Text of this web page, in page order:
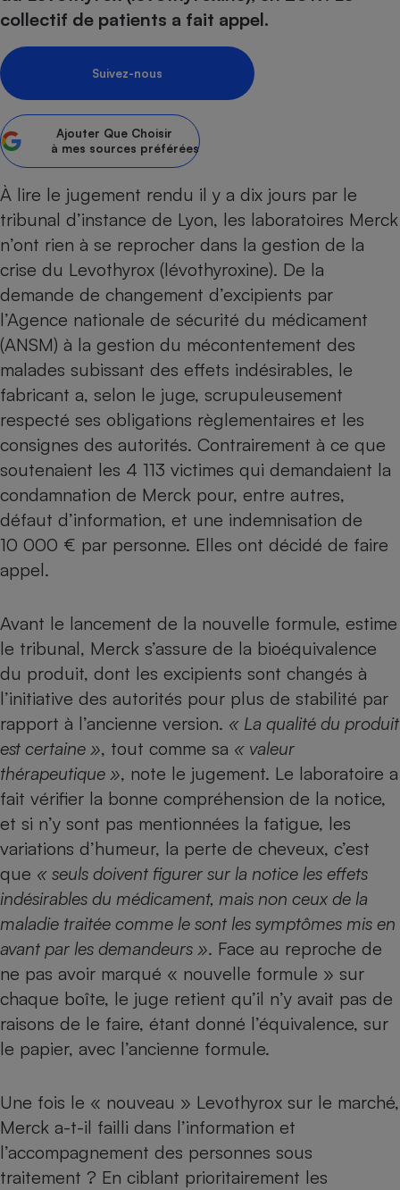
collectif de patients a fait appel.
Suivez-nous
Ajouter Que Choisir
à mes sources préférées
À lire le jugement rendu il y a dix jours par le
tribunal d’instance de Lyon, les laboratoires Merck
n’ont rien à se reprocher dans la gestion de la
crise du Levothyrox (lévothyroxine). De la
demande de changement d’excipients par
l’Agence nationale de sécurité du médicament
(ANSM) à la gestion du mécontentement des
malades subissant des effets indésirables, le
fabricant a, selon le juge, scrupuleusement
respecté ses obligations règlementaires et les
consignes des autorités. Contrairement à ce que
soutenaient les 4 113 victimes qui demandaient la
condamnation de Merck pour, entre autres,
défaut d’information, et une indemnisation de
10 000 € par personne. Elles ont décidé de faire
appel.
Avant le lancement de la nouvelle formule, estime
le tribunal, Merck s’assure de la bioéquivalence
du produit, dont les excipients sont changés à
l’initiative des autorités pour plus de stabilité par
rapport à l’ancienne version. « La qualité du produit
est certaine », tout comme sa « valeur
thérapeutique », note le jugement. Le laboratoire a
fait vérifier la bonne compréhension de la notice,
et si n’y sont pas mentionnées la fatigue, les
variations d’humeur, la perte de cheveux, c’est
que « seuls doivent figurer sur la notice les effets
indésirables du médicament, mais non ceux de la
maladie traitée comme le sont les symptômes mis en
avant par les demandeurs ». Face au reproche de
ne pas avoir marqué « nouvelle formule » sur
chaque boîte, le juge retient qu’il n’y avait pas de
raisons de le faire, étant donné l’équivalence, sur
le papier, avec l’ancienne formule.
Une fois le « nouveau » Levothyrox sur le marché,
Merck a-t-il failli dans l’information et
l’accompagnement des personnes sous
traitement ? En ciblant prioritairement les
Sécurité - Hygiène
Supermarché - Drive
Complément
alimentaire
Assurance
Banque - Crédit
Epargne - Fiscalité
Mutuelle
Assurance emprunteur
Circulation routière
Contrôle technique -
Pièce détachée
Moto
Comparateur auto
Comparatif
Comparatif climatiseur
Comparatif aspirateur
Comparatif aspirateur
Comparatif cafetière
Comparatif robot cuiseur
Comparatif centrale
Gros électroménager
Petit électroménager -
Lave-linge
Plaque de cuisson à
induction
Climatiseur -
Ventilateur
Comparatif casque audio
Comparatif ordinateur
Comparatif ultrabook
Comparatif tablette
Image et son
Informatique
Internet
Téléphonie
Téléviseur
Téléphone mobile -
Smartphone
Antivirus
Comparatif tondeuse
Aménagement
Bricolage - Jardinage
Chauffage
Produit d'entretien
Sécurité domestique
Radiateur électrique
Climatiseur -
Ventilateur
Hygiène - Beauté
Maladie - Médecine -
Système de santé -
Mutuelle
Antimoustique
Maison de retraite
Retraite
Choisir son fioul
Comparateur assurance emprunteur
Energie Moins Chère Ensemble
Tous les comparateurs
Toutes les cartes interactives
Speedtest - Testez le débit de votre
connexion Internet